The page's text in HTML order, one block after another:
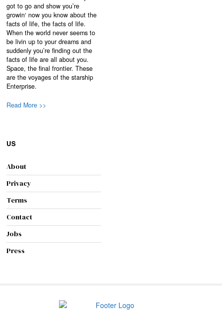
got to go and show you’re
growin‘ now you know about the
facts of life, the facts of life.
When the world never seems to
be livin up to your dreams and
suddenly you’re finding out the
facts of life are all about you.
Space, the final frontier. These
are the voyages of the starship
Enterprise.
Read More >>
US
About
Privacy
Terms
Contact
Jobs
Press